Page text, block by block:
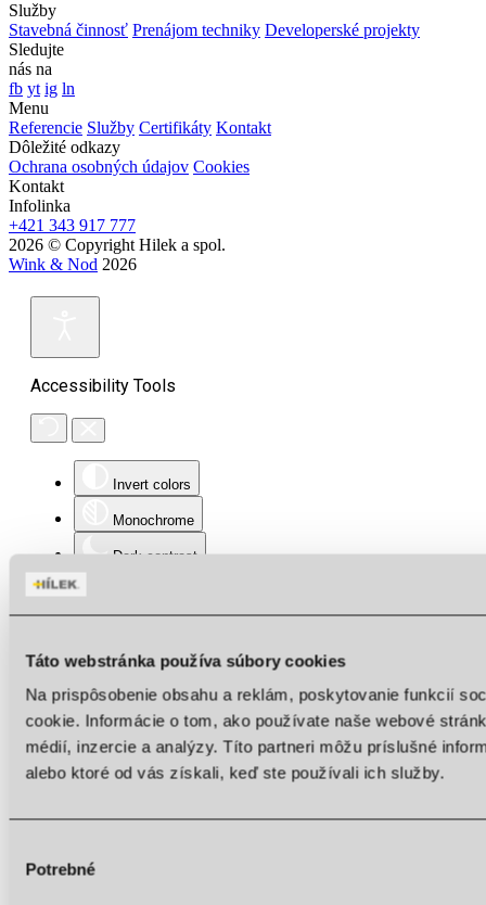
Táto webstránka používa súbory cookies
Na prispôsobenie obsahu a reklám, poskytovanie funkcií
cookie. Informácie o tom, ako používate naše webové
médií, inzercie a analýzy. Títo partneri môžu príslušné
alebo ktoré od vás získali, keď ste používali ich služby.
súhlasu
Potrebné
Služby
Stavebná činnosť Prenájom techniky Developerské projekty
Sledujte
nás na
fb yt ig ln
Menu
Referencie Služby Certifikáty Kontakt
Dôležité odkazy
Ochrana osobných údajov Cookies
Kontakt
Infolinka
+421 343 917 777
2026 © Copyright Hilek a spol.
Wink & Nod 2026
Accessibility Tools
Invert colors
Monochrome
Dark contrast
High saturation
Highlight links
Font size 100%
Letter spacing